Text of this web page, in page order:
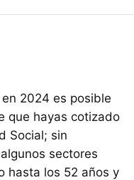
2024 es posible
que hayas cotizado
Social; sin
sectores
hasta los 52 años y